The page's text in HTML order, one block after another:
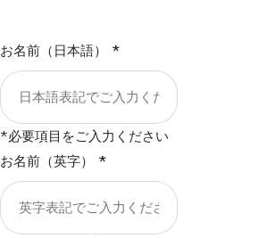
お名前（日本語） *
*必要項目をご入力ください
お名前（英字）
*